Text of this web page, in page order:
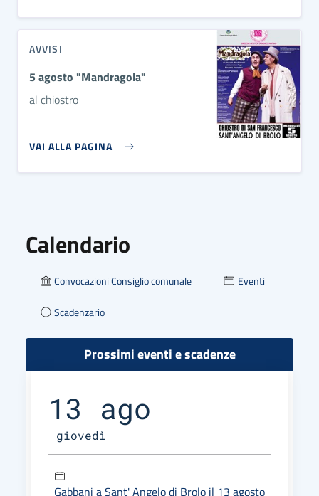
AVVISI
5 agosto "Mandragola"
al chiostro
VAI ALLA PAGINA
Calendario
Convocazioni Consiglio comunale Eventi
Scadenzario
Prossimi eventi e scadenze
13 ago
giovedì
Gabbani a Sant' Angelo di Brolo il 13 agosto